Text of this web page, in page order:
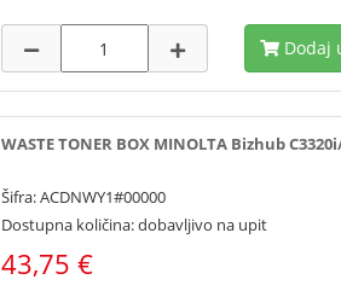
Dodaj
WASTE TONER BOX MINOLTA Bizhub
Šifra: ACDNWY1#00000
Dostupna količina: dobavljivo na upit
43,75 €